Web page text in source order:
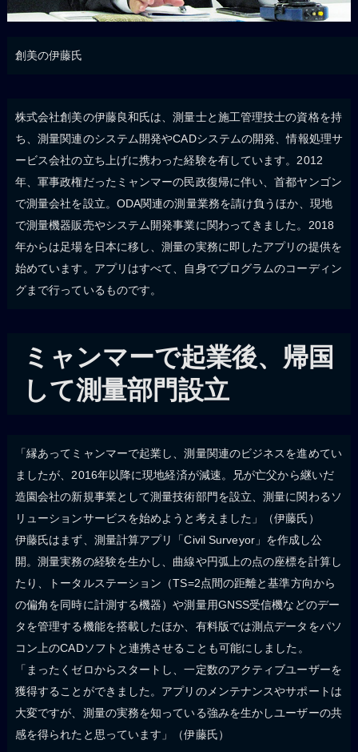
創美の伊藤氏
株式会社創美の伊藤良和氏は、測量士と施工管理技士の資格を持
ち、測量関連のシステム開発やCADシステムの開発、情報処理サ
ービス会社の立ち上げに携わった経験を有しています。2012
年、軍事政権だったミャンマーの民政復帰に伴い、首都ヤンゴン
で測量会社を設立。ODA関連の測量業務を請け負うほか、現地
で測量機器販売やシステム開発事業に関わってきました。2018
年からは足場を日本に移し、測量の実務に即したアプリの提供を
始めています。アプリはすべて、自身でプログラムのコーディン
グまで行っているものです。
ミャンマーで起業後、帰国
して測量部門設立
「縁あってミャンマーで起業し、測量関連のビジネスを進めてい
ましたが、2016年以降に現地経済が減速。兄が亡父から継いだ
造園会社の新規事業として測量技術部門を設立、測量に関わるソ
リューションサービスを始めようと考えました」（伊藤氏）
伊藤氏はまず、測量計算アプリ「Civil Surveyor」を作成し公
開。測量実務の経験を生かし、曲線や円弧上の点の座標を計算し
たり、トータルステーション（TS=2点間の距離と基準方向から
の偏角を同時に計測する機器）や測量用GNSS受信機などのデー
タを管理する機能を搭載したほか、有料版では測点データをパソ
コン上のCADソフトと連携させることも可能にしました。
「まったくゼロからスタートし、一定数のアクティブユーザーを
獲得することができました。アプリのメンテナンスやサポートは
大変ですが、測量の実務を知っている強みを生かしユーザーの共
感を得られたと思っています」（伊藤氏）